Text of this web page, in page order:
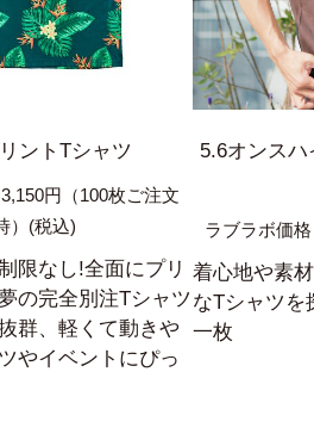
ントTシャツ
円（100枚ご注文
）(税込)
限なし!全面にプリ
の完全別注Tシャツ
群、軽くて動きや
やイベントにぴっ
5.6オンス
ラブラボ価
着心地や素
なTシャツを
一枚